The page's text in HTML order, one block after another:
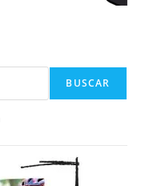
BUSCAR